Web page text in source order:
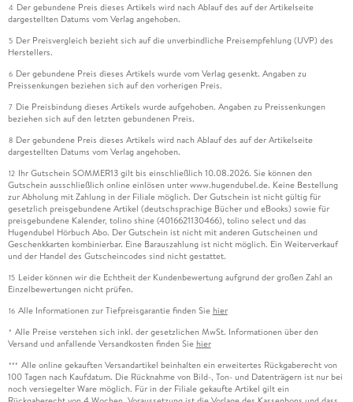
4 Der gebundene Preis dieses Artikels wird nach Ablauf des auf der Artikelseite
dargestellten Datums vom Verlag angehoben.
5 Der Preisvergleich bezieht sich auf die unverbindliche Preisempfehlung (UVP) des
Herstellers.
6 Der gebundene Preis dieses Artikels wurde vom Verlag gesenkt. Angaben zu
Preissenkungen beziehen sich auf den vorherigen Preis.
7 Die Preisbindung dieses Artikels wurde aufgehoben. Angaben zu Preissenkungen
beziehen sich auf den letzten gebundenen Preis.
8 Der gebundene Preis dieses Artikels wird nach Ablauf des auf der Artikelseite
dargestellten Datums vom Verlag angehoben.
12 Ihr Gutschein SOMMER13 gilt bis einschließlich 10.08.2026. Sie können den
Gutschein ausschließlich online einlösen unter www.hugendubel.de. Keine Bestellung
zur Abholung mit Zahlung in der Filiale möglich. Der Gutschein ist nicht gültig für
gesetzlich preisgebundene Artikel (deutschsprachige Bücher und eBooks) sowie für
preisgebundene Kalender, tolino shine (4016621130466), tolino select und das
Hugendubel Hörbuch Abo. Der Gutschein ist nicht mit anderen Gutscheinen und
Geschenkkarten kombinierbar. Eine Barauszahlung ist nicht möglich. Ein Weiterverkauf
und der Handel des Gutscheincodes sind nicht gestattet.
15 Leider können wir die Echtheit der Kundenbewertung aufgrund der großen Zahl an
Einzelbewertungen nicht prüfen.
16 Alle Informationen zur Tiefpreisgarantie finden Sie hier
* Alle Preise verstehen sich inkl. der gesetzlichen MwSt. Informationen über den
Versand und anfallende Versandkosten finden Sie hier
*** Alle online gekauften Versandartikel beinhalten ein erweitertes Rückgaberecht von
100 Tagen nach Kaufdatum. Die Rücknahme von Bild-, Ton- und Datenträgern ist nur bei
noch versiegelter Ware möglich. Für in der Filiale gekaufte Artikel gilt ein